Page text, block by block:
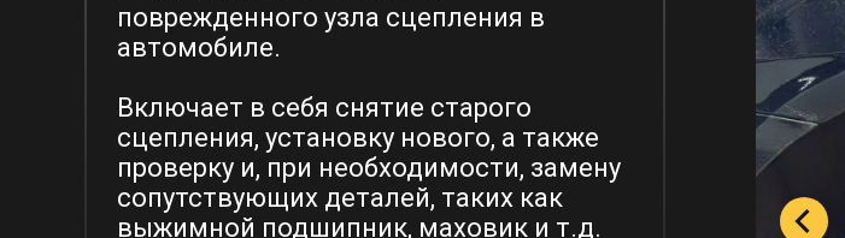
поврежденного узла сцепления в
автомобиле.
Включает в себя снятие старого
сцепления, установку нового, а также
проверку и, при необходимости, замену
сопутствующих деталей, таких как
выжимной подшипник, маховик и т.д.